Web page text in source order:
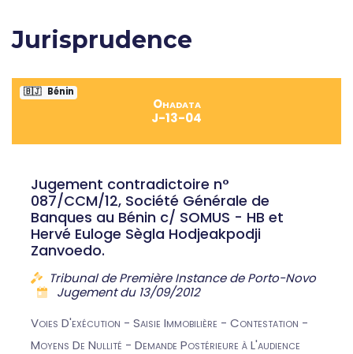
Jurisprudence
🇧🇯 Bénin
Ohadata
J-13-04
Jugement contradictoire n°
087/CCM/12, Société Générale de
Banques au Bénin c/ SOMUS - HB et
Hervé Euloge Sègla Hodjeakpodji
Zanvoedo.
Tribunal de Première Instance de Porto-Novo
Jugement du 13/09/2012
Voies D'exécution - Saisie Immobilière - Contestation -
Moyens De Nullité - Demande Postérieure à L'audience